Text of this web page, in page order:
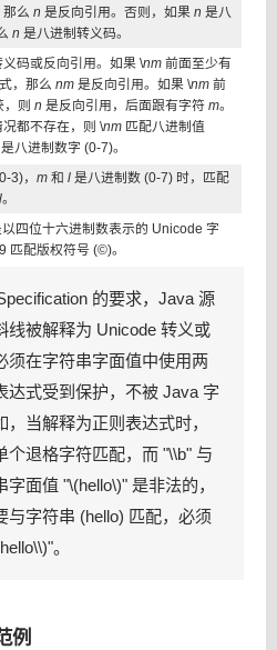
么 n 是反向引用。否则，如果 n 是八
n 是八进制转义码。
码或反向引用。如果 \nm 前面至少有
，那么 nm 是反向引用。如果 \nm 前
，则 n 是反向引用，后面跟有字符 m。
都不存在，则 \nm 匹配八进制值
是八进制数字 (0-7)。
3)， m 和 l 是八进制数 (0-7) 时，匹配
。
四位十六进制数表示的 Unicode 字
匹配版权符号 (©)。
的要求，Java 源
线被解释为 Unicode 转义或
须在字符串字面值中使用两
达式受到保护，不被 Java 字
当解释为正则表达式时，
个退格字符匹配，而 "\\b" 与
面值 "\(hello\)" 是非法的，
与字符串 (hello) 匹配，必须
。
例